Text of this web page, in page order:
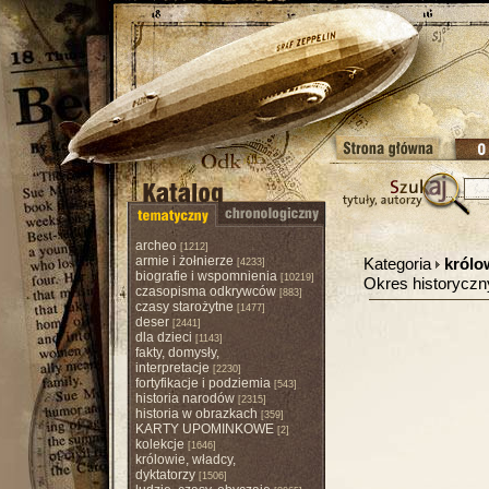
archeo [1212]
armie i żołnierze [4233]
biografie i wspomnienia[10219]
czasopisma odkrywców[883]
czasy starożytne [1477]
deser[2441]
dla dzieci [1143]
fakty, domysły,
interpretacje [2230]
fortyfikacje i podziemia[543]
historia narodów[2315]
historia w obrazkach [359]
KARTY UPOMINKOWE[2]
kolekcje [1646]
królowie, władcy,
dyktatorzy[1506]
Kategoria
Okres